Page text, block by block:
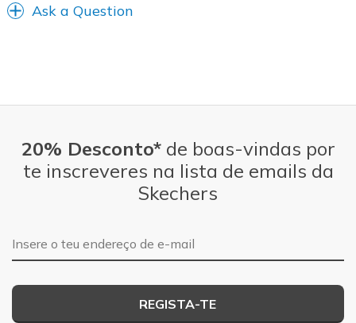
Ask a Question
20% Desconto*de boas-vindas por
te inscreveres na lista de emails da
Skechers
Endereço de e-mail
REGISTA-TE